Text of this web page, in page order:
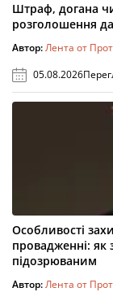
Штраф, догана
розголошення
Автор:Лента от
05.08.2026
Особливості
провадженні: як
підозрюваним
Автор:Лента от